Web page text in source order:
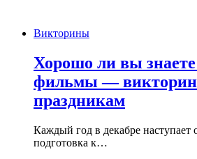
Викторины
Хорошо ли вы знаете
фильмы —
праздникам
Каждый год в декабре
подготовка к…